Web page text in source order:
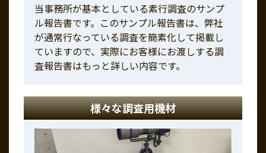
当事務所が基本としている素行調査のサンプ
ル報告書です。このサンプル報告書は、弊社
が通常行なっている調査を簡素化して掲載し
ていますので、実際にお客様にお渡しする調
査報告書はもっと詳しい内容です。
様々な調査用機材